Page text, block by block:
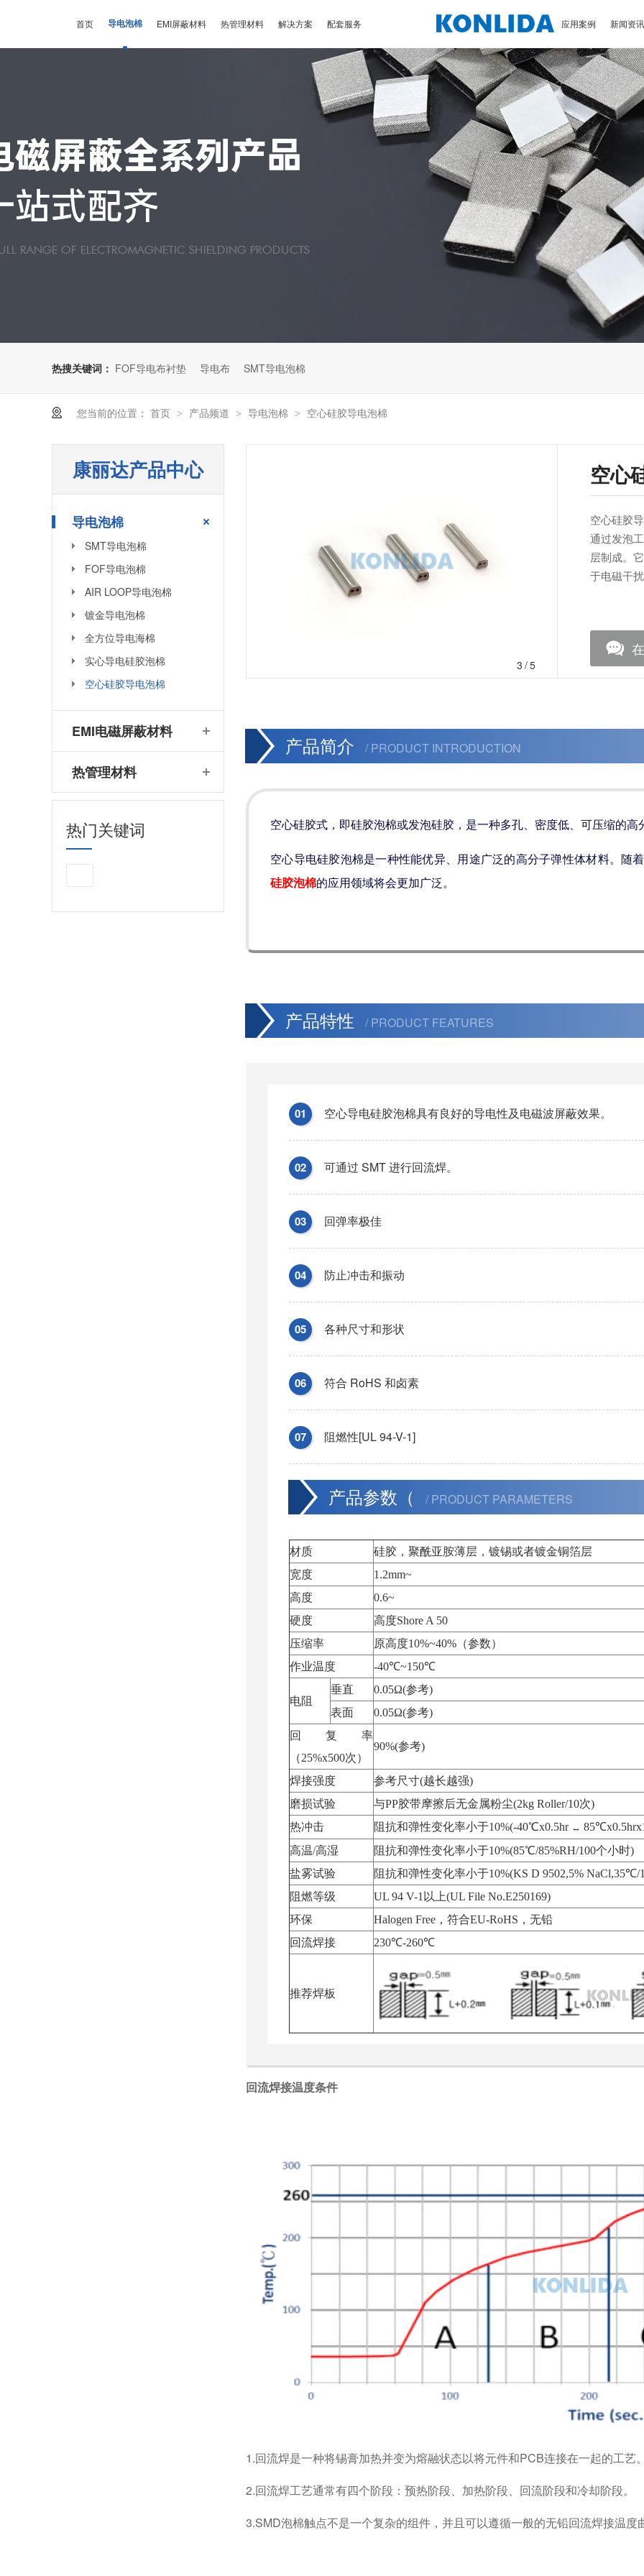
首页 导电泡棉 EMI屏蔽材料 热管理材料 解决方案 配套服务 应用案例 新闻资
热搜关键词： FOF导电布衬垫 导电布 SMT导电泡棉
您当前的位置： 首页 > 产品频道 > 导电泡棉 > 空心硅胶导电泡棉
3/5
空心
空心硅胶
通过发泡
层制成。
于电磁干
产品简介 / PRODUCT INTRODUCTION
空心硅胶式，即硅胶泡棉或发泡硅胶，是一种多孔、密度低、可压缩的高
空心导电硅胶泡棉是一种性能优异、用途广泛的高分子弹性体材料。随
硅胶泡棉的应用领域将会更加广泛。
产品特性 / PRODUCT FEATURES
01 空心导电硅胶泡棉具有良好的导电性及电磁波屏蔽效果。
02 可通过 SMT 进行回流焊。
03 回弹率极佳
04 防止冲击和振动
05 各种尺寸和形状
06 符合 RoHS 和卤素
07 阻燃性[UL 94-V-1]
产品参数（ / PRODUCT PARAMETERS
材质
硅胶，聚酰亚胺薄层，镀锡或者镀金铜箔层
宽度
1.2mm~
高度
0.6~
硬度
高度Shore A 50
压缩率
原高度10%~40%（参数）
作业温度
-40℃~150℃
电阻
垂直
0.05Ω(参考)
表面
0.05Ω(参考)
回复率
（25%x500次）
90%(参考)
焊接强度
参考尺寸(越长越强)
磨损试验
与PP胶带摩擦后无金属粉尘(2kg Roller/10次)
热冲击
阻抗和弹性变化率小于10%(-40℃x0.5hr ↔
高温/高湿
阻抗和弹性变化率小于10%(85℃/85%RH/100个小时)
盐雾试验
阻抗和弹性变化率小于10%(KS D 9502,5% NaCl,35℃/
阻燃等级
UL 94 V-1以上(UL File No.E250169)
环保
Halogen Free，符合EU-RoHS，无铅
回流焊接
230℃-260℃
推荐焊板
回流焊接温度条件
1.回流焊是一种将锡膏加热并变为熔融状态以将元件和PCB连接在一起的工艺
2.回流焊工艺通常有四个阶段：预热阶段、加热阶段、回流阶段和冷却阶段。
3.SMD泡棉触点不是一个复杂的组件，并且可以遵循一般的无铅回流焊接温度
康丽达产品中心
导电泡棉
SMT导电泡棉
FOF导电泡棉
AIR LOOP导电泡棉
镀金导电泡棉
全方位导电海棉
实心导电硅胶泡棉
空心硅胶导电泡棉
EMI电磁屏蔽材料
热管理材料
热门关键词